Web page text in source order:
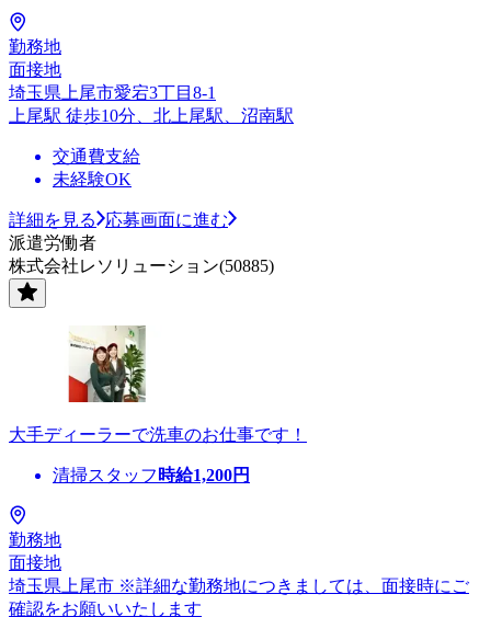
勤務地
面接地
埼玉県上尾市愛宕3丁目8-1
上尾駅 徒歩10分、北上尾駅、沼南駅
交通費支給
未経験OK
詳細を見る
応募画面に進む
派遣労働者
株式会社レソリューション(50885)
大手ディーラーで洗車のお仕事です！
清掃スタッフ 時給1,200円
勤務地
面接地
埼玉県上尾市 ※詳細な勤務地につきましては、面接時にご
確認をお願いいたします